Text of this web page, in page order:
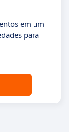
em um
para